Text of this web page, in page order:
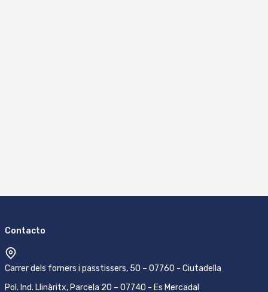
Contacto
Carrer dels forners i passtissers, 50 – 07760 - Ciutadella
Pol. Ind. Llinàritx, Parcela 20 – 07740 - Es Mercadal